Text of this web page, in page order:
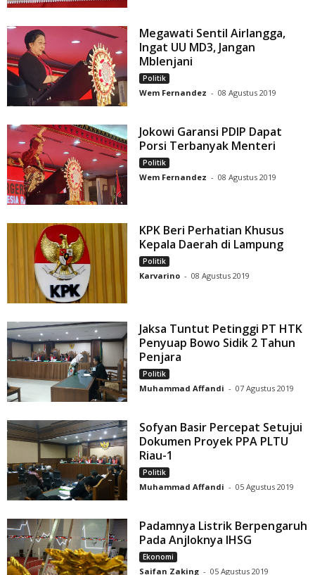
Megawati Sentil Airlangga,
Ingat UU MD3, Jangan
Mblenjani
Politik
Wem Fernandez - 08 Agustus 2019
Jokowi Garansi PDIP Dapat
Porsi Terbanyak Menteri
Politik
Wem Fernandez - 08 Agustus 2019
KPK Beri Perhatian Khusus
Kepala Daerah di Lampung
Politik
Karvarino - 08 Agustus 2019
Jaksa Tuntut Petinggi PT HTK
Penyuap Bowo Sidik 2 Tahun
Penjara
Politik
Muhammad Affandi - 07 Agustus 2019
Sofyan Basir Percepat Setujui
Dokumen Proyek PPA PLTU
Riau-1
Politik
Muhammad Affandi - 05 Agustus 2019
Padamnya Listrik Berpengaruh
Pada Anjloknya IHSG
Ekonomi
Saifan Zaking - 05 Agustus 2019